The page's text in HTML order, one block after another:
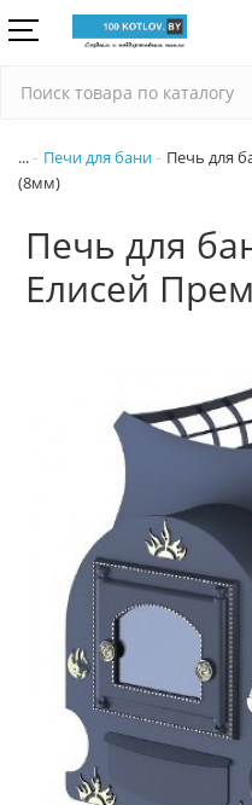
... Печи для бани
Печь для
(8мм)
Печь для
Елисей